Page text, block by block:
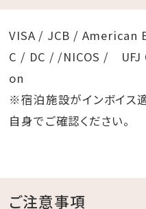
VISA / JCB / American
C / DC / /NICOS / UFJ
on
※宿泊施設がインボイス
自身でご確認ください。
ご注意事項